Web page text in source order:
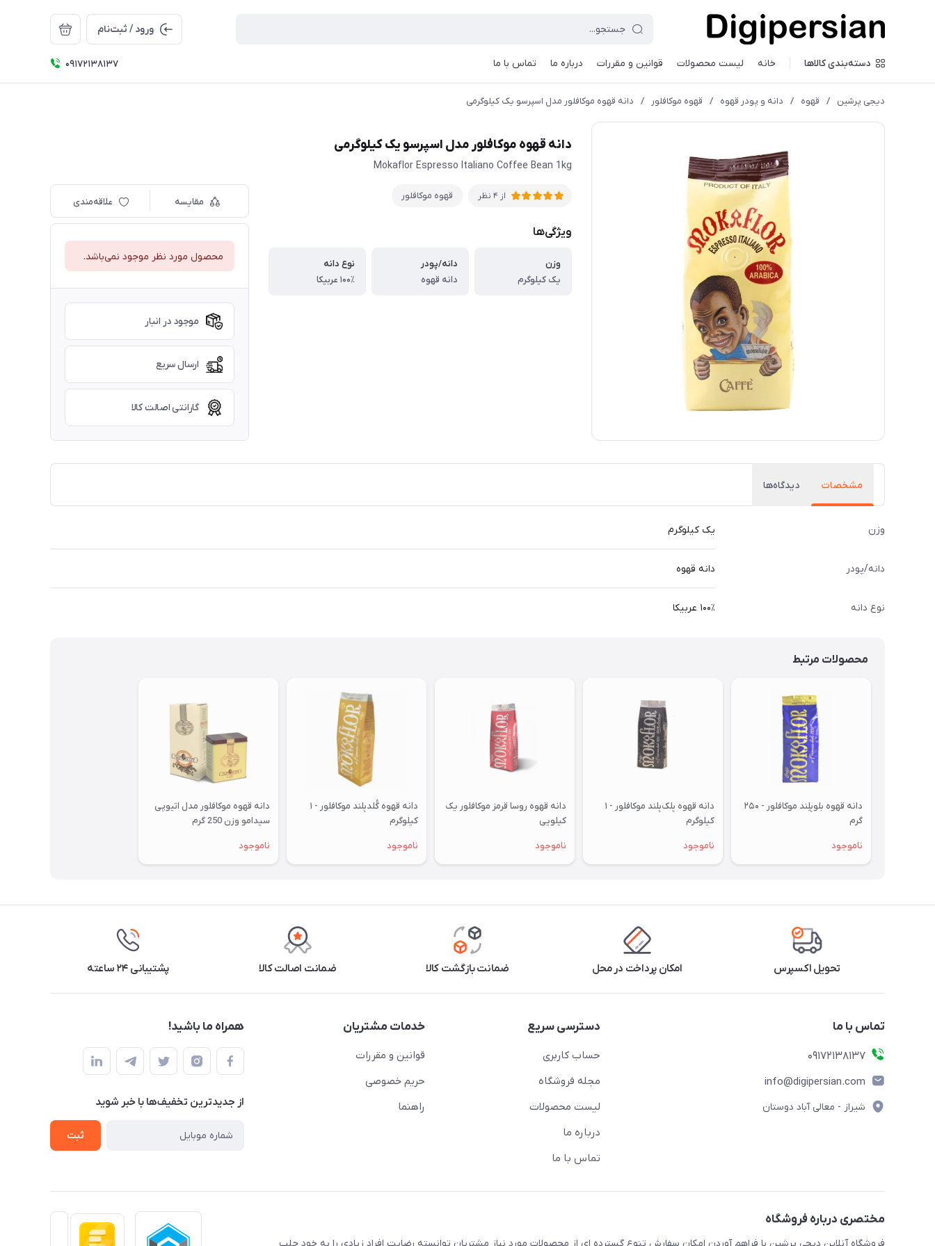
ورود / ثبت‌نام
دسته‌بندی کالاها خانه لیست محصولات قوانین و مقررات درباره ما تماس با ما 09172138137
دیجی پرشین / قهوه / دانه و پودر قهوه / قهوه موکافلور / دانه قهوه موکافلور مدل اسپرسو یک کیلوگرمی
دانه قهوه موکافلور مدل اسپرسو یک کیلوگرمی
Mokaflor Espresso Italiano Coffee Bean 1kg
از 4 نظر قهوه موکافلور
ویژگی‌ها
وزن
یک کیلوگرم
دانه/پودر
دانه قهوه
نوع دانه
۱۰۰٪ عربیکا
مقایسه علاقه‌مندی
محصول مورد نظر موجود نمی‌باشد.
موجود در انبار
ارسال سریع
گارانتی اصالت کالا
مشخصات دیدگاه‌ها
وزن یک کیلوگرم
دانه/پودر دانه قهوه
نوع دانه ۱۰۰٪ عربیکا
محصولات مرتبط
دانه قهوه بلوبِلِند موکافلور - ۲۵۰
گرم
ناموجود
دانه قهوه بِلک‌بِلند موکافلور - ۱
کیلوگرم
ناموجود
دانه قهوه روسا قرمز موکافلور یک
کیلویی
ناموجود
دانه قهوه گُلدبِلند موکافلور - ۱
کیلوگرم
ناموجود
دانه قهوه موکافلور مدل اتیوپی
سیدامو وزن 250 گرم
ناموجود
تحویل اکسپرس امکان پرداخت در محل ضمانت بازگشت کالا ضمانت اصالت کالا پشتیبانی ۲۴ ساعته
تماس با ما
09172138137
info@digipersian.com
شیراز - معالی آباد دوستان
دسترسی سریع
حساب کاربری
مجله فروشگاه
لیست محصولات
درباره ما
تماس با ما
خدمات مشتریان
قوانین و مقررات
حریم خصوصی
راهنما
همراه ما باشید!
از جدید‌ترین تخفیف‌ها با‌ خبر شوید
ثبت
مختصری درباره فروشگاه